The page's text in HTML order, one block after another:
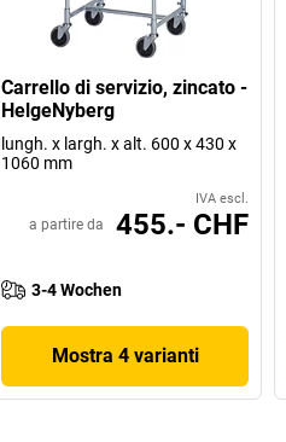
Carrello di servizio, zincato -
HelgeNyberg
lungh. x largh. x alt. 600 x 430 x
1060 mm
IVA escl.
a partire da 455.- CHF
3-4 Wochen
Mostra 4 varianti